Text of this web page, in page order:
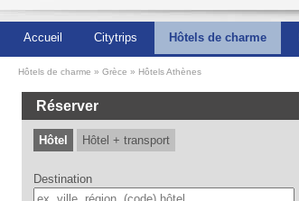
Accueil Citytrips Hôtels de charme
Hôtels de charme Grèce Hôtels Athènes
Réserver
Hôtel Hôtel + transport
Destination